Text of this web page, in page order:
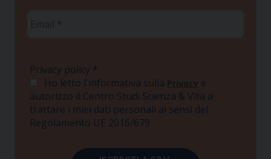
Privacy policy *
Ho letto l'informativa sulla Privacy e
autorizzo il Centro Studi Scienza & Vita a
trattare i miei dati personali ai sensi del
Regolamento UE 2016/679